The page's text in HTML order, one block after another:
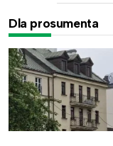
Dla prosumenta